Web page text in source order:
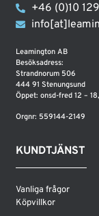
+46 (0)10
Leamington AB
Besöksadress:
Strandnorum 506
444 91 Stenungsund
Öppet: onsd-fred 12 –
Orgnr: 559144-2149
KUNDTJÄNST
Vanliga frågor
Köpvillkor